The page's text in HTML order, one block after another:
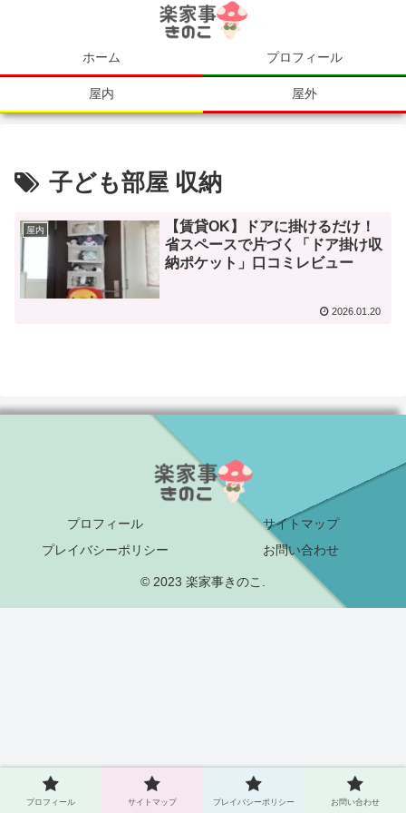
ホーム プロフィール
屋内 屋外
子ども部屋 収納
屋内
【賃貸OK】ドアに掛けるだけ！
省スペースで片づく「ドア掛け収
納ポケット」口コミレビュー
2026.01.20
プロフィール
サイトマップ
プレイバシーポリシー
お問い合わせ
© 2023 楽家事きのこ.
プロフィール サイトマップ プレイバシーポリシー お問い合わせ